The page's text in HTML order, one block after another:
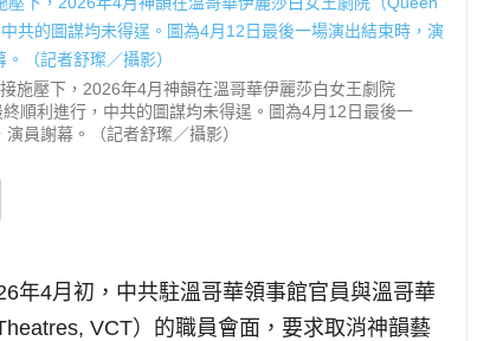
施壓下，2026年4月神韻在溫哥華伊麗莎白女王劇院
順利進行，中共的圖謀均未得逞。圖為4月12日最後一
員謝幕。（記者舒璨／攝影）
年4月初，中共駐溫哥華領事館官員與溫哥華
VCT）的職員會面，要求取消神韻藝